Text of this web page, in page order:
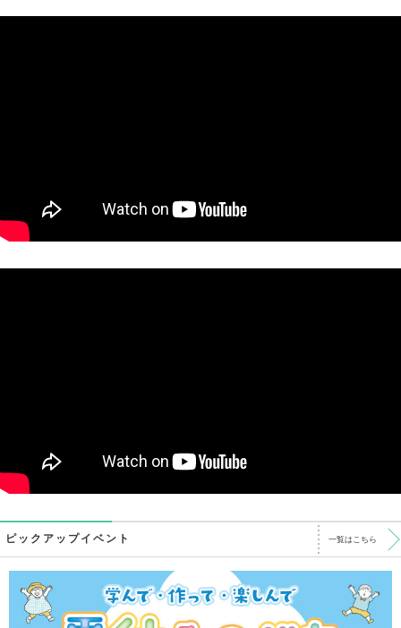
ピックアップイベント 一覧はこちら